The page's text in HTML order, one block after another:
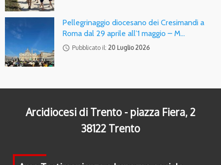
Pellegrinaggio diocesano dei Cresimandi a
Roma dal 29 aprile all’1 maggio – M…
access_time Pubblicato il: 20 Luglio 2026
Arcidiocesi di Trento - piazza Fiera, 2
38122 Trento